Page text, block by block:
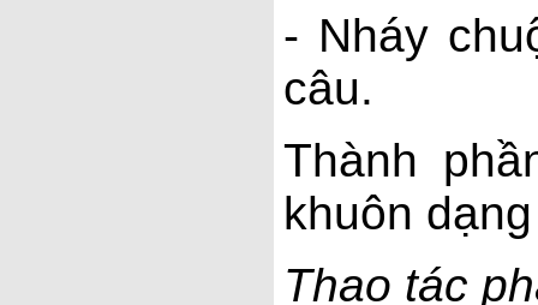
- Nháy
câu.
Thành
khuôn
Thao tác